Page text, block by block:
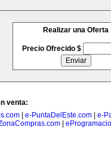
Realizar una Oferta
Precio Ofrecido $
venta:
e-PuntaDelEste.com
e-